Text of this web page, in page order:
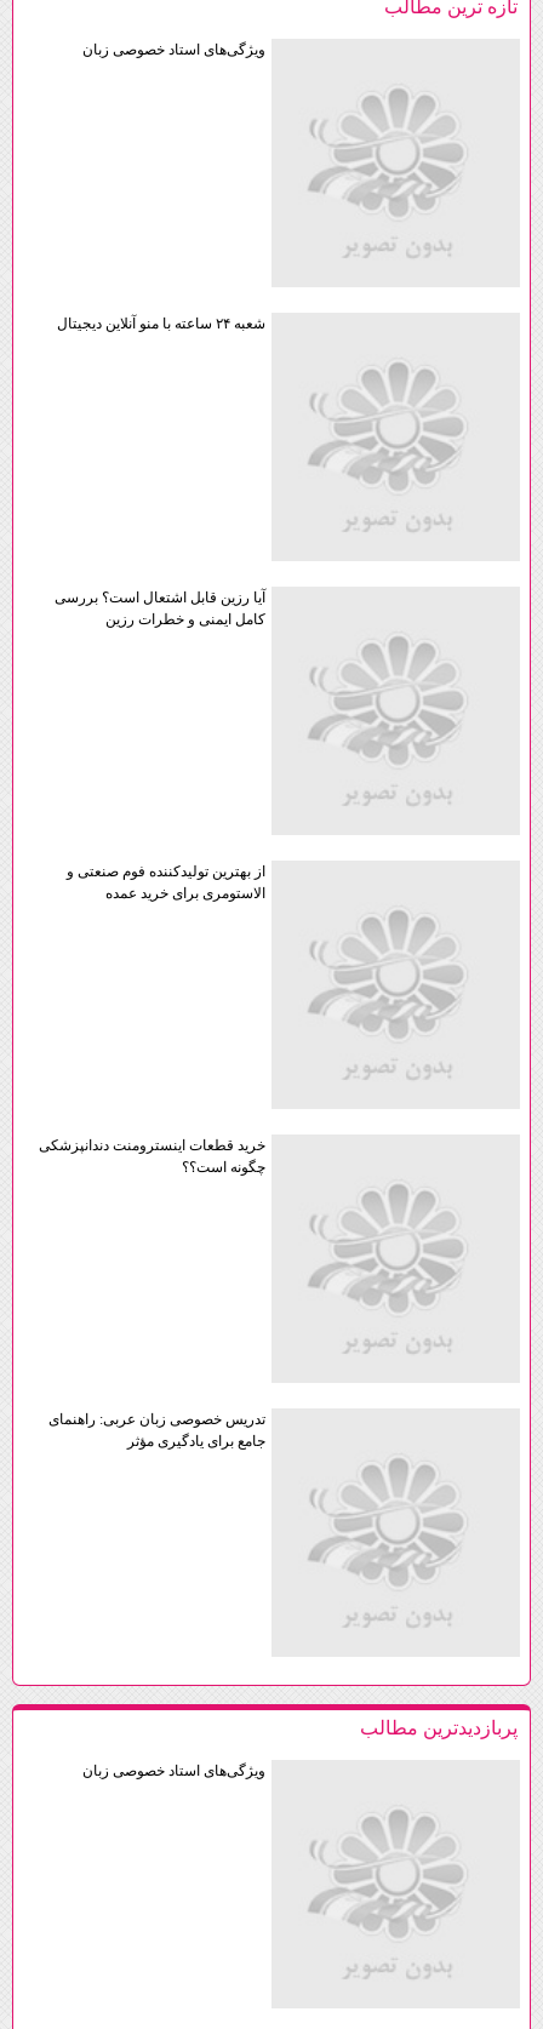
تازه ترين مطالب
ویژگی‌های استاد خصوصی زبان
شعبه ۲۴ ساعته با منو آنلاین دیجیتال
آیا رزین قابل اشتعال است؟ بررسی
کامل ایمنی و خطرات رزین
از بهترین تولیدکننده فوم صنعتی و
الاستومری برای خرید عمده
خرید قطعات اینسترومنت دندانپزشکی
چگونه است؟؟
تدریس خصوصی زبان عربی: راهنمای
جامع برای یادگیری مؤثر
پربازديدترين مطالب
ویژگی‌های استاد خصوصی زبان